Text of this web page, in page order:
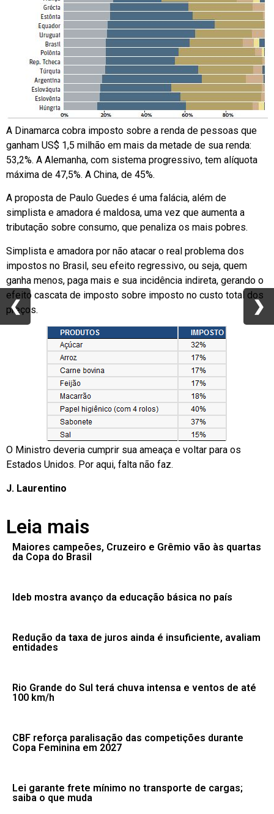
A Dinamarca cobra imposto sobre a renda de pessoas que
ganham US$ 1,5 milhão em mais da metade de sua renda:
53,2%. A Alemanha, com sistema progressivo, tem alíquota
máxima de 47,5%. A China, de 45%.
A proposta de Paulo Guedes é uma falácia, além de
simplista e amadora é maldosa, uma vez que aumenta a
tributação sobre consumo, que penaliza os mais pobres.
Simplista e amadora por não atacar o real problema dos
impostos no Brasil, seu efeito regressivo, ou seja, quem
ganha menos, paga mais e sua incidência indireta, gerando o
efeito cascata de imposto sobre imposto no custo total dos
preços.
O Ministro deveria cumprir sua ameaça e voltar para os
Estados Unidos. Por aqui, falta não faz.
J. Laurentino
Leia mais
Maiores campeões, Cruzeiro e Grêmio vão às quartas
da Copa do Brasil
Ideb mostra avanço da educação básica no país
Redução da taxa de juros ainda é insuficiente, avaliam
entidades
Rio Grande do Sul terá chuva intensa e ventos de até
100 km/h
CBF reforça paralisação das competições durante
Copa Feminina em 2027
Lei garante frete mínimo no transporte de cargas;
saiba o que muda
❮ ❯
❮ ❯